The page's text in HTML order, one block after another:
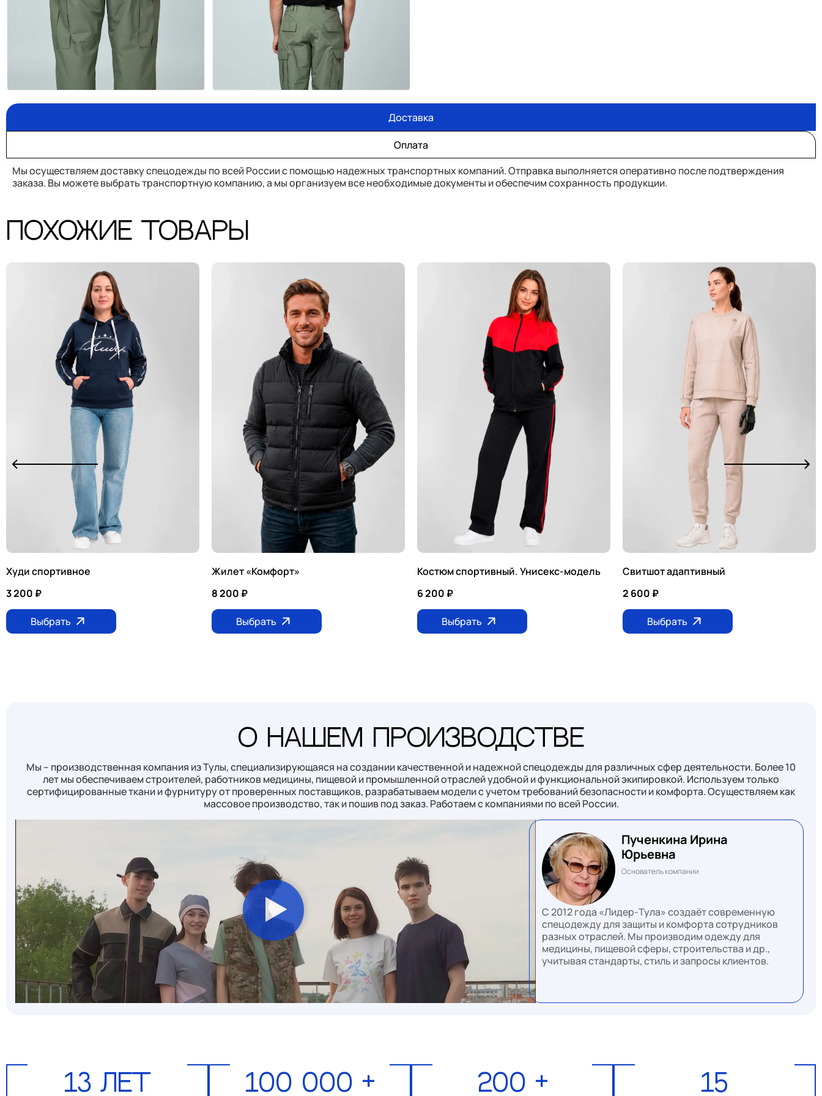
Доставка
Оплата
Мы осуществляем доставку спецодежды по всей России с помощью надежных транспортных компаний. Отправка выполняется оперативно после подтверждения
заказа. Вы можете выбрать транспортную компанию, а мы организуем все необходимые документы и обеспечим сохранность продукции.
Похожие товары
Худи спортивное
3 200 ₽
Выбрать
Жилет «Комфорт»
8 200 ₽
Выбрать
Костюм спортивный. Унисекс-модель
6 200 ₽
Выбрать
Свитшот адаптивный
2 600 ₽
Выбрать
О нашем производстве
Мы – производственная компания из Тулы, специализирующаяся на создании качественной и надежной спецодежды для различных сфер деятельности. Более 10
лет мы обеспечиваем строителей, работников медицины, пищевой и промышленной отраслей удобной и функциональной экипировкой. Используем только
сертифицированные ткани и фурнитуру от проверенных поставщиков, разрабатываем модели с учетом требований безопасности и комфорта. Осуществляем как
массовое производство, так и пошив под заказ. Работаем с компаниями по всей России.
Пученкина Ирина
Юрьевна
Основатель компании
С 2012 года «Лидер-Тула» создаёт современную
спецодежду для защиты и комфорта сотрудников
разных отраслей. Мы производим одежду для
медицины, пищевой сферы, строительства и др.,
учитывая стандарты, стиль и запросы клиентов.
13 лет 100 000 + 200 + 15